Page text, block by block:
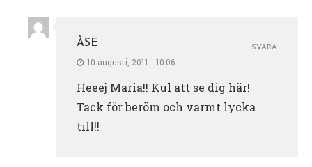
ÅSE
10 augusti, 2011 - 10:06
Heeej Maria!! Kul att se dig här!
Tack för beröm och varmt lycka
till!!
SVARA